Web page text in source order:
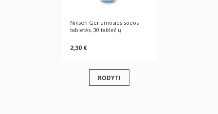
Niksen Geriamosios sodos
tabletės, 30 tablečių
2,30 €
RODYTI